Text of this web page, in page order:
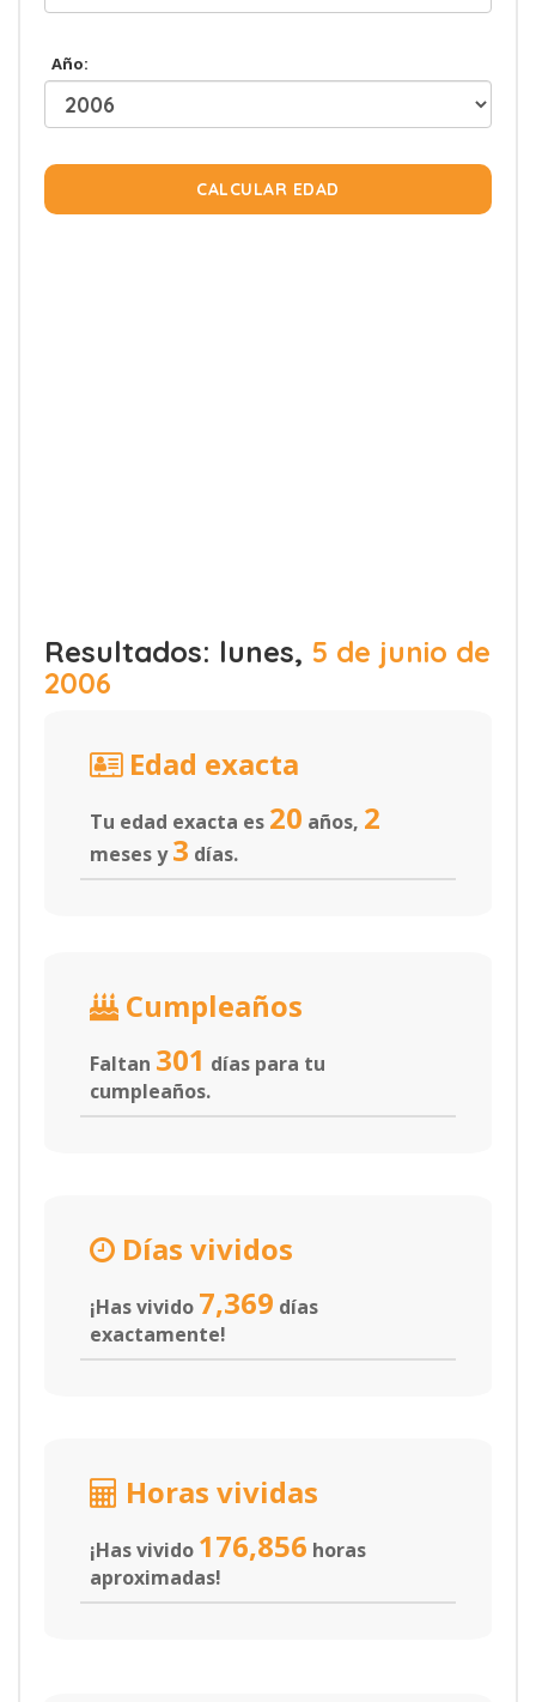
Año:
CALCULAR EDAD
Resultados: lunes, 5 de junio de
2006
Edad exacta
Tu edad exacta es 20 años, 2
meses y3 días.
Cumpleaños
Faltan 301 días para tu
cumpleaños.
Días vividos
¡Has vivido 7,369 días
exactamente!
Horas vividas
¡Has vivido 176,856 horas
aproximadas!